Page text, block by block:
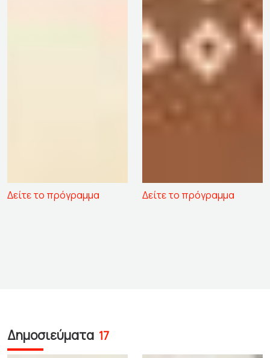
Δείτε το πρόγραμμα Δείτε το πρόγραμμα
Δημοσιεύματα 17